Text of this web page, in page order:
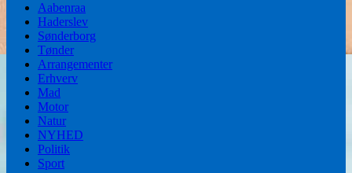
Aabenraa
Haderslev
Sønderborg
Tønder
Arrangementer
Erhverv
Mad
Motor
Natur
NYHED
Politik
Sport